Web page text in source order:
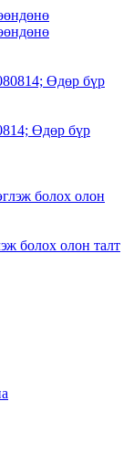
Өдөр бүр
болох олон талт